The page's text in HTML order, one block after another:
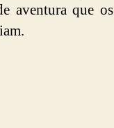
aventura que os